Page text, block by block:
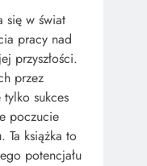
się w świat
pracy nad
przyszłości.
przez
sukces
poczucie
Ta książka to
potencjału